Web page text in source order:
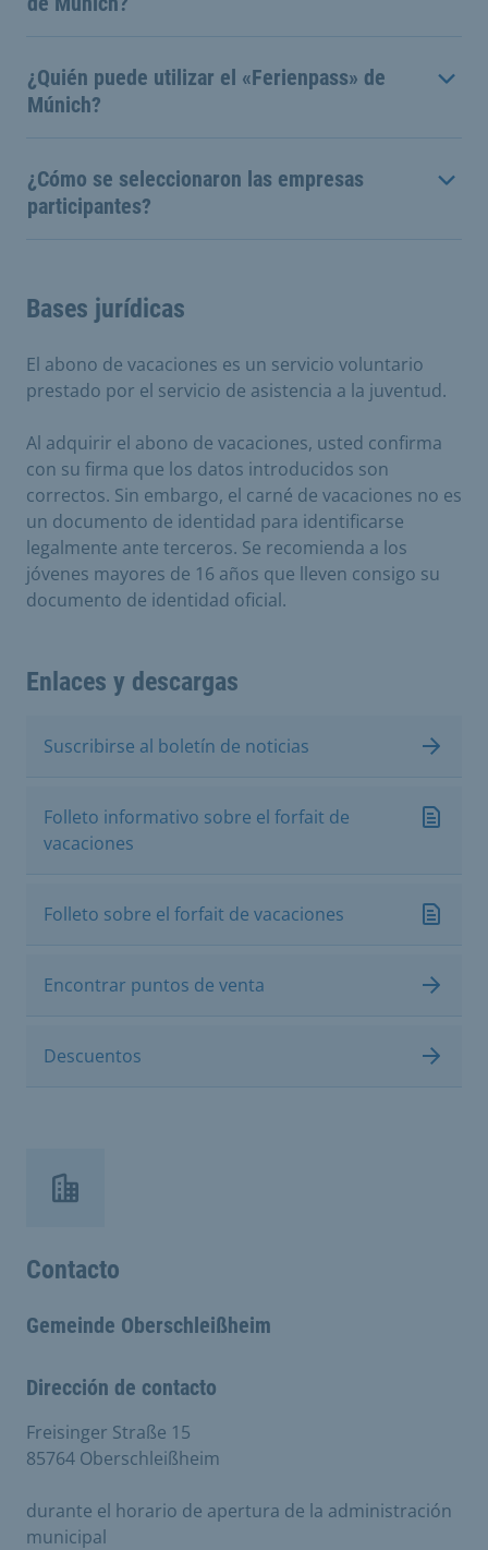
¿Quién puede utilizar el «Ferienpass» de
Múnich?
¿Cómo se seleccionaron las empresas
participantes?
Bases jurídicas
El abono de vacaciones es un servicio voluntario
prestado por el servicio de asistencia a la juventud.
Al adquirir el abono de vacaciones, usted confirma
con su firma que los datos introducidos son
correctos. Sin embargo, el carné de vacaciones no es
un documento de identidad para identificarse
legalmente ante terceros. Se recomienda a los
jóvenes mayores de 16 años que lleven consigo su
documento de identidad oficial.
Enlaces y descargas
Suscribirse al boletín de noticias
Folleto informativo sobre el forfait de
vacaciones
Folleto sobre el forfait de vacaciones
Encontrar puntos de venta
Descuentos
Contacto
Gemeinde Oberschleißheim
Dirección de contacto
Freisinger Straße 15
85764 Oberschleißheim
durante el horario de apertura de la administración
municipal